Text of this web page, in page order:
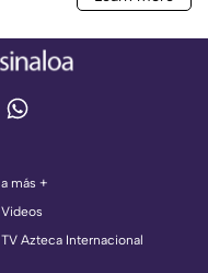
a más +
Videos
TV Azteca Internacional